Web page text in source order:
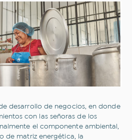
desarrollo de negocios, en donde
con las señoras de los
el componente ambiental,
de matriz energética, la
Opinión
Transporte sostenible
Historias que inspiran
clínicas Industrias
Eventos
y consejos
electrónico